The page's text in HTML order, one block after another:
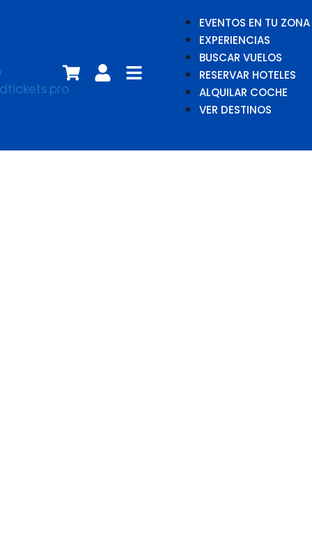
EVENTOS EN TU ZONA
EXPERIENCIAS
BUSCAR VUELOS
RESERVAR HOTELES
ALQUILAR COCHE
VER DESTINOS